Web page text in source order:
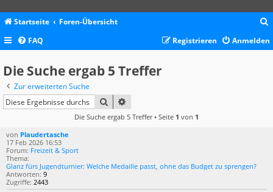
Startseite Foren-Übersicht
c
FAQ Anmelden
Registrieren
Die Suche ergab 5 Treffer
Zur erweiterten Suche
SUCHE
Die Suche ergab 5 Treffer • Seite 1 von 1
von Plaudertasche
17 Feb 2026 16:53
Forum: Freizeit & Sport
Thema:
Glanz fürs Jugendturnier: Welche Medaille passt, ohne das Budget zu sprengen?
Antworten: 9
Zugriffe: 2443